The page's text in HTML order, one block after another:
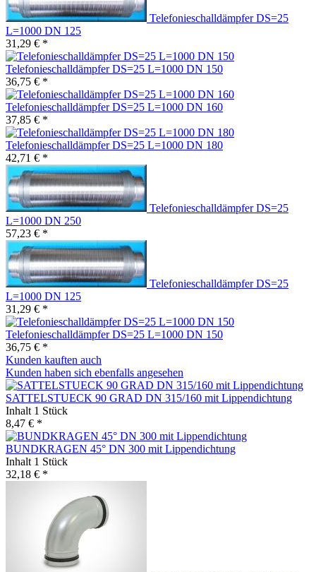
Telefonieschalldämpfer DS=25
L=1000 DN 125
31,29 € *
Telefonieschalldämpfer DS=25 L=1000 DN 150
36,75 € *
Telefonieschalldämpfer DS=25 L=1000 DN 160
37,85 € *
Telefonieschalldämpfer DS=25 L=1000 DN 180
42,71 € *
Telefonieschalldämpfer DS=25
L=1000 DN 250
57,23 € *
Telefonieschalldämpfer DS=25
L=1000 DN 125
31,29 € *
Telefonieschalldämpfer DS=25 L=1000 DN 150
36,75 € *
Kunden kauften auch
Kunden haben sich ebenfalls angesehen
SATTELSTUECK 90 GRAD DN 315/160 mit Lippendichtung
Inhalt 1 Stück
8,47 € *
BUNDKRAGEN 45° DN 300 mit Lippendichtung
Inhalt 1 Stück
32,18 € *